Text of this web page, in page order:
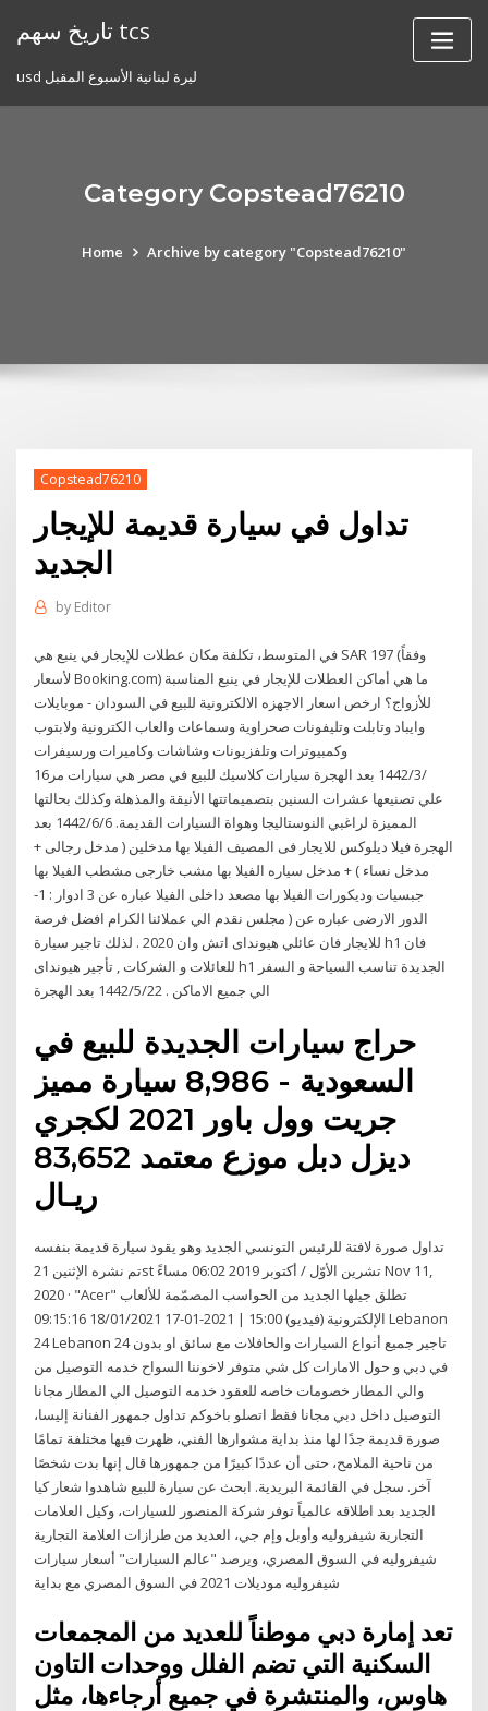
تاريخ سهم tcs
usd ليرة لبنانية الأسبوع المقبل
Category Copstead76210
Home Archive by category "Copstead76210"
Copstead76210
تداول في سيارة قديمة للإيجار
الجديد
by Editor
في المتوسط، تكلفة مكان عطلات للإيجار في ينبع هي SAR 197 (وفقاً
لأسعار Booking.com) ما هي أماكن العطلات للإيجار في ينبع المناسبة
للأزواج؟ ارخص اسعار الاجهزه الالكترونية للبيع في السودان - موبايلات
وايباد وتابلت وتليفونات صحراوية وسماعات والعاب الكترونية ولابتوب
وكمبيوترات وتلفزيونات وشاشات وكاميرات ورسيفرات
16‏‏/3‏‏/1442 بعد الهجرة سيارات كلاسيك للبيع في مصر هي سيارات مر
علي تصنيعها عشرات السنين بتصميماتتها الأنيقة والمذهلة وكذلك بحالتها
المميزة لراغبي النوستاليجا وهواة السيارات القديمة. 6‏‏/6‏‏/1442 بعد
الهجرة فيلا ديلوكس للايجار فى المصيف الفيلا بها مدخلين ( مدخل رجالى +
مدخل نساء ) + مدخل سياره الفيلا بها مشب خارجى مشطب الفيلا بها
جبسيات وديكورات الفيلا بها مصعد داخلى الفيلا عباره عن 3 ادوار : 1-
الدور الارضى عباره عن ( مجلس نقدم الي عملائنا الكرام افضل فرصة
للايجار فان عائلي هيونداى اتش وان 2020 . لذلك تاجير سيارة h1 فان
للعائلات و الشركات , تأجير هيونداى h1 الجديدة تناسب السياحة و السفر
الي جميع الاماكن . 22‏‏/5‏‏/1442 بعد الهجرة
حراج سيارات الجديدة للبيع في
السعودية - 8,986 سيارة مميز
جريت وول باور 2021 لكجري
ديزل دبل موزع معتمد 83,652
ريـال
تداول صورة لافتة للرئيس التونسي الجديد وهو يقود سيارة قديمة بنفسه
تم نشره الإثنين 21st تشرين الأوّل / أكتوبر 2019 06:02 مساءً Nov 11,
2020 · "Acer" تطلق جيلها الجديد من الحواسب المصمّمة للألعاب
الإلكترونية (فيديو) 15:00 | 2021-01-17 18/01/2021 09:15:16 Lebanon
24 Lebanon 24 تاجير جميع أنواع السيارات والحافلات مع سائق او بدون
في دبي و حول الامارات كل شي متوفر لاخوننا السواح خدمه التوصيل من
والي المطار خصومات خاصه للعقود خدمه التوصيل الي المطار مجانا
التوصيل داخل دبي مجانا فقط اتصلو باخوكم تداول جمهور الفنانة إليسا،
صورة قديمة جدًا لها منذ بداية مشوارها الفني، ظهرت فيها مختلفة تمامًا
من ناحية الملامح، حتى أن عددًا كبيرًا من جمهورها قال إنها بدت شخصًا
آخر. سجل في القائمة البريدية. ابحث عن سيارة للبيع شاهدوا شعار كيا
الجديد بعد اطلاقه عالمياً توفر شركة المنصور للسيارات، وكيل العلامات
التجارية شيفروليه وأوبل وإم جي، العديد من طرازات العلامة التجارية
شيفروليه في السوق المصري، ويرصد "عالم السيارات" أسعار سيارات
شيفروليه موديلات 2021 في السوق المصري مع بداية
تعد إمارة دبي موطناً للعديد من المجمعات
السكنية التي تضم الفلل ووحدات التاون
هاوس، والمنتشرة في جميع أرجاءها، مثل